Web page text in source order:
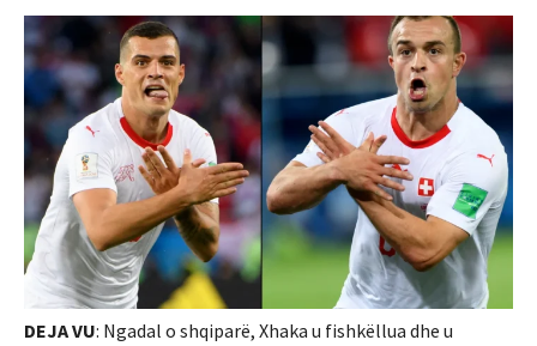
DEJA VU: Ngadal o shqiparë, Xhaka u fishkëllua dhe u